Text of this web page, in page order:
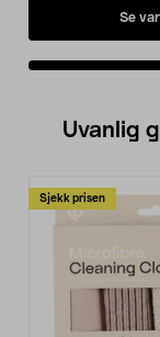
Se
Uvanlig
Sjekk prisen